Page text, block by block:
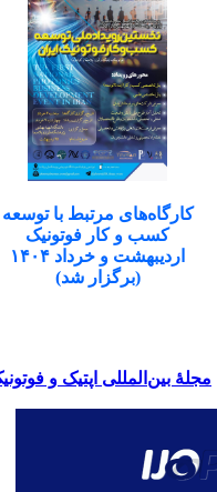
کارگاه‌های مرتبط با توسعه
کسب و کار فوتونیک
اردیبهشت و خرداد ۱۴۰۴
(برگزار شد)
مجلۀ بین‌المللی اپتیک و فوتونیک